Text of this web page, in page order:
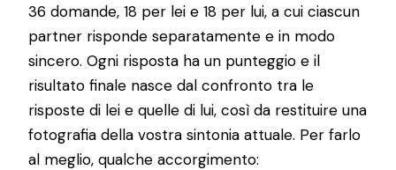
36 domande, 18 per lei e 18 per lui, a cui ciascun
partner risponde separatamente e in modo
sincero. Ogni risposta ha un punteggio e il
risultato finale nasce dal confronto tra le
risposte di lei e quelle di lui, così da restituire una
fotografia della vostra sintonia attuale. Per farlo
al meglio, qualche accorgimento: